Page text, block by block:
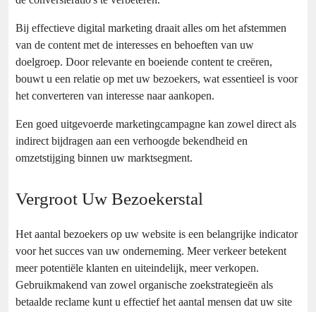
Bij effectieve digital marketing draait alles om het afstemmen
van de content met de interesses en behoeften van uw
doelgroep. Door relevante en boeiende content te creëren,
bouwt u een relatie op met uw bezoekers, wat essentieel is voor
het converteren van interesse naar aankopen.
Een goed uitgevoerde marketingcampagne kan zowel direct als
indirect bijdragen aan een verhoogde bekendheid en
omzetstijging binnen uw marktsegment.
Vergroot Uw Bezoekerstal
Het aantal bezoekers op uw website is een belangrijke indicator
voor het succes van uw onderneming. Meer verkeer betekent
meer potentiële klanten en uiteindelijk, meer verkopen.
Gebruikmakend van zowel organische zoekstrategieën als
betaalde reclame kunt u effectief het aantal mensen dat uw site